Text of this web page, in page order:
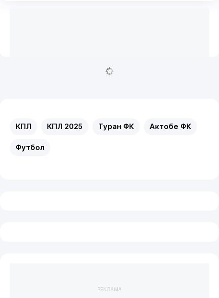
КПЛ КПЛ 2025 Туран ФК Актобе ФК
Футбол
РЕКЛАМА